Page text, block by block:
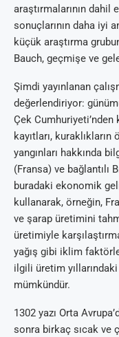
araştırmalarının
sonuçlarının daha iyi
küçük araştırma
Bauch, geçmişe ve
Şimdi yayınlanan
değerlendiriyor:
Çek
kayıtları,
yangınları hakkında
(Fransa) ve bağlantılı
buradaki ekonomik
kullanarak, örneğin,
ve şarap üretimini
üretimiyle
yağış gibi iklim
ilgili üretim
mümkündür.
1302 yazı Orta
sonra birkaç sıcak ve